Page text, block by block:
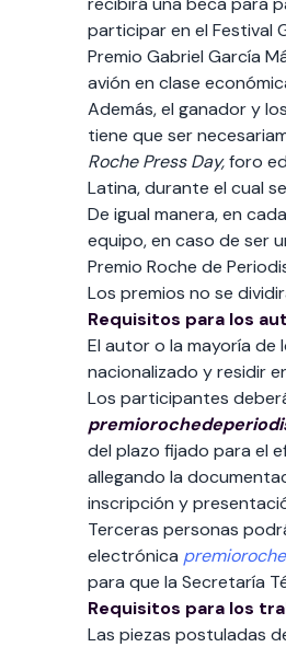
participar en el Festival
Premio Gabriel García
avión en clase
Además, el ganador y
tiene que ser
Roche Press Day,foro
Latina, durante el cual
De igual manera, en
equipo, en caso de ser
Premio Roche de
Los premios no se
Requisitos para los
El autor o la mayoría
nacionalizado y residir
Los participantes
del plazo fijado para el
allegando la
inscripción y
Terceras personas
electrónica
para que la Secretaría
Requisitos para los
Las piezas postuladas